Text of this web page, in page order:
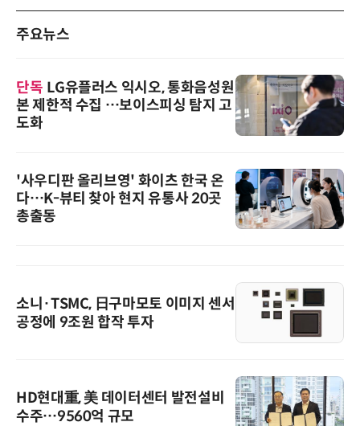
주요뉴스
단독 LG유플러스 익시오, 통화음성원
본 제한적 수집 …보이스피싱 탐지 고
도화
'사우디판 올리브영' 화이츠 한국 온
다…K-뷰티 찾아 현지 유통사 20곳
총출동
소니·TSMC, 日구마모토 이미지 센서
공정에 9조원 합작 투자
HD현대重, 美 데이터센터 발전설비
수주…9560억 규모